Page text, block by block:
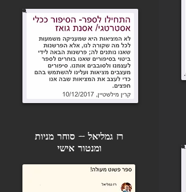
רז גמליאל -- סוחר מניות
ומנטור אישי